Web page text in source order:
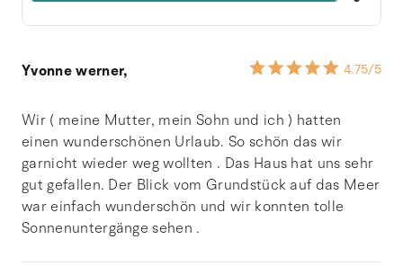
Yvonne werner, 4.75/5
Wir ( meine Mutter, mein Sohn und ich ) hatten
einen wunderschönen Urlaub. So schön das wir
garnicht wieder weg wollten . Das Haus hat uns sehr
gut gefallen. Der Blick vom Grundstück auf das Meer
war einfach wunderschön und wir konnten tolle
Sonnenuntergänge sehen .